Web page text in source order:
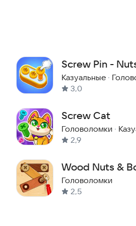
вы получаете баллы и призы, что
развлечение, а тренировка
уровне дарит чувство победы.
результатов. Это сочетание
Screw Pin -
Казуальные ·
3,0
Screw Cat
Головоломки ·
2,9
Wood Nuts &
Головоломки
2,5